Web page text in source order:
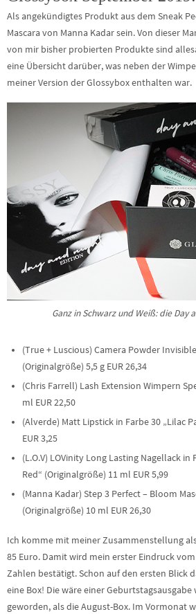
Als angekündigtes Produkt aus dem Sneak
Mascara von Manna Kadar sein. Von dieser
von mir bisher probierten Produkte sind
eine Übersicht darüber, was neben der
meiner Version der Glossybox enthalten war.
Ganz in Schwarz und Weiß: die Day
(True + Luscious) Camera Powder
(Originalgröße) 5,5 g EUR 26,34
(Chris Farrell) Lash Extension Wimpern
ml EUR 22,50
(Alverde) Matt Lipstick in Farbe 30 „Lilac
EUR 3,25
(L.O.V) LOVinity Long Lasting Nagellack in
Red“ (Originalgröße) 11 ml EUR 5,99
(Manna Kadar) Step 3 Perfect – Bloom
(Originalgröße) 10 ml EUR 26,30
Ich komme mit meiner Zusammenstellung
85 Euro. Damit wird mein erster Eindruck
Zahlen bestätigt. Schon auf den ersten Blick
eine Box! Die wäre einer
geworden, als die August-Box. Im Vormonat